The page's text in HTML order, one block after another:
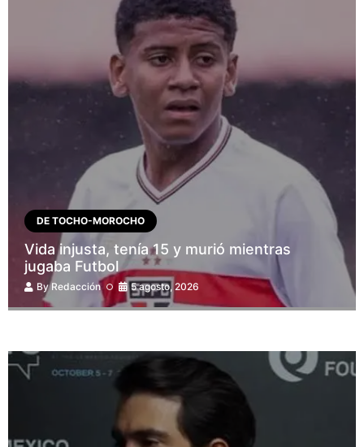
DE TOCHO-MOROCHO
Vida injusta, tenía 15 y murió mientras
jugaba Futbol
ByRedacción 5 agosto, 2026